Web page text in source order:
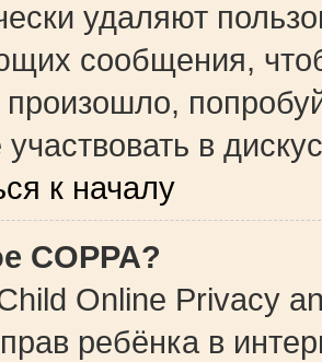
удаляют
сообщения,
участвовать в
к началу
COPPA?
Online Privacy
ребёнка в